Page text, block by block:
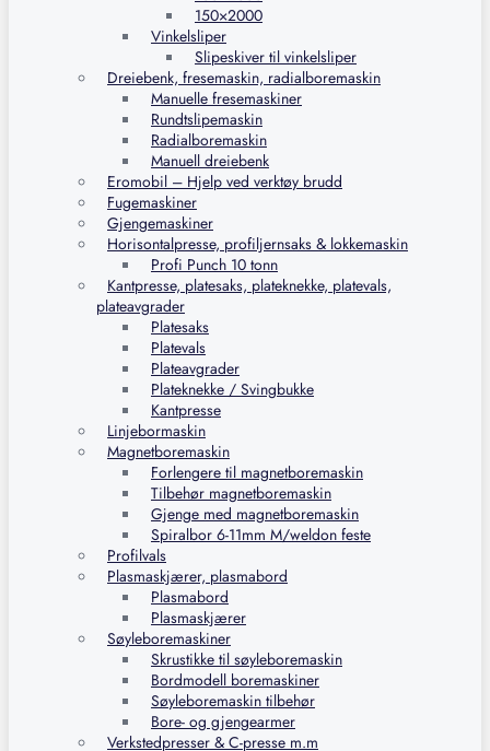
150×2000
Vinkelsliper
Slipeskiver til vinkelsliper
Dreiebenk, fresemaskin, radialboremaskin
Manuelle fresemaskiner
Rundtslipemaskin
Radialboremaskin
Manuell dreiebenk
Eromobil – Hjelp ved verktøy brudd
Fugemaskiner
Gjengemaskiner
Horisontalpresse, profiljernsaks & lokkemaskin
Profi Punch 10 tonn
Kantpresse, platesaks, plateknekke, platevals,
plateavgrader
Platesaks
Platevals
Plateavgrader
Plateknekke / Svingbukke
Kantpresse
Linjebormaskin
Magnetboremaskin
Forlengere til magnetboremaskin
Tilbehør magnetboremaskin
Gjenge med magnetboremaskin
Spiralbor 6-11mm M/weldon feste
Profilvals
Plasmaskjærer, plasmabord
Plasmabord
Plasmaskjærer
Søyleboremaskiner
Skrustikke til søyleboremaskin
Bordmodell boremaskiner
Søyleboremaskin tilbehør
Bore- og gjengearmer
Verkstedpresser & C-presse m.m